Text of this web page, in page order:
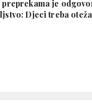
je
Djeci treba